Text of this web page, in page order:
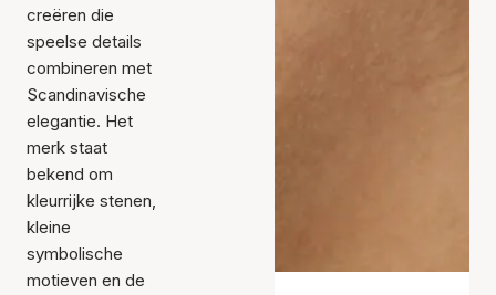
creëren die
speelse details
combineren met
Scandinavische
elegantie. Het
merk staat
bekend om
kleurrijke stenen,
kleine
symbolische
motieven en de